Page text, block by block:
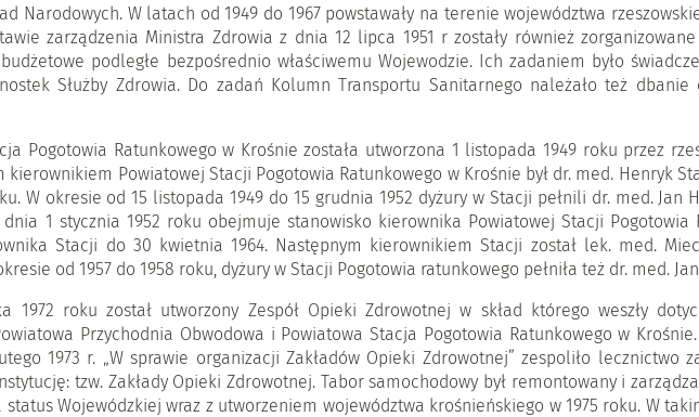
Narodowych. W latach od 1949 do 1967 powstawały na terenie województwa
zarządzenia Ministra Zdrowia z dnia 12 lipca 1951 r zostały również
podległe bezpośrednio właściwemu Wojewodzie. Ich zadaniem było
Służby Zdrowia. Do zadań Kolumn Transportu Sanitarnego należało też
Pogotowia Ratunkowego w Krośnie została utworzona 1 listopada 1949 roku przez
kierownikiem Powiatowej Stacji Pogotowia Ratunkowego w Krośnie był dr. med. Henryk
W okresie od 15 listopada 1949 do 15 grudnia 1952 dyżury w Stacji pełnili dr. med. Jan
1 stycznia 1952 roku obejmuje stanowisko kierownika Powiatowej Stacji Pogotowia
Stacji do 30 kwietnia 1964. Następnym kierownikiem Stacji został lek. med.
od 1957 do 1958 roku, dyżury w Stacji Pogotowia ratunkowego pełniła też dr. med.
1972 roku został utworzony Zespół Opieki Zdrowotnej w skład którego weszły
Przychodnia Obwodowa i Powiatowa Stacja Pogotowia Ratunkowego w
1973 r. „W sprawie organizacji Zakładów Opieki Zdrowotnej” zespoliło
tzw. Zakłady Opieki Zdrowotnej. Tabor samochodowy był remontowany i
status Wojewódzkiej wraz z utworzeniem województwa krośnieńskiego w 1975 roku. W